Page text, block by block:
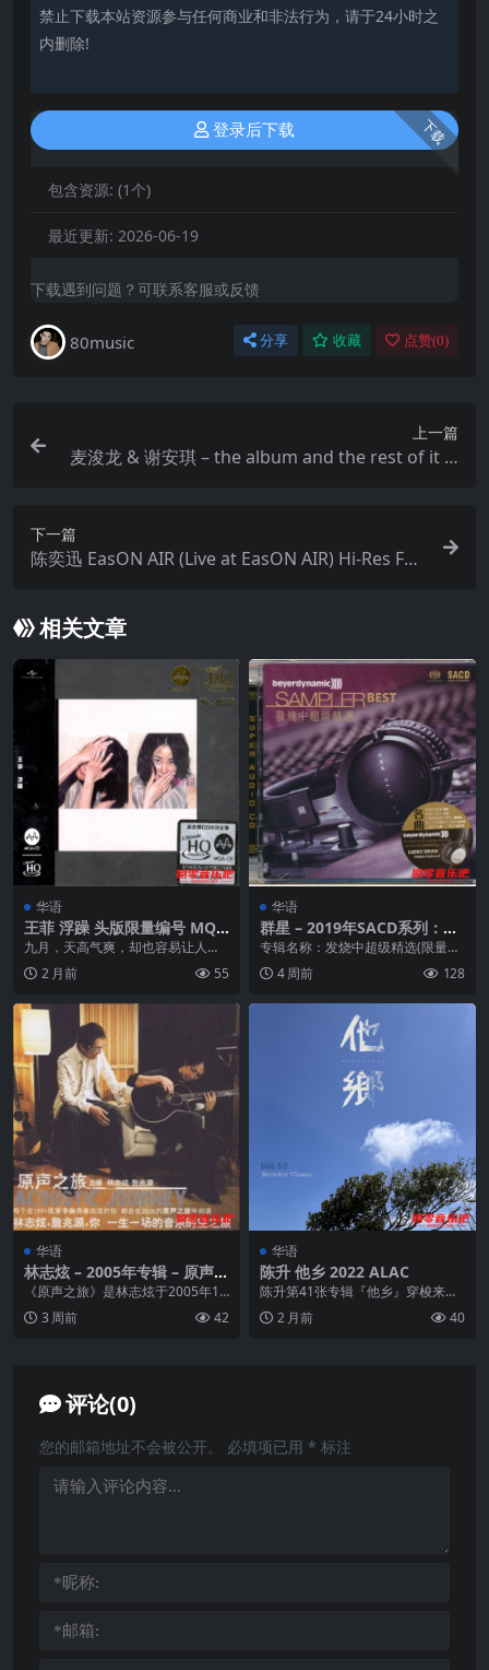
禁止下载本站资源参与任何商业和非法行为，请于24小时之
内删除!
下载
登录后下载
包含资源: (1个)
最近更新: 2026-06-19
下载遇到问题？可联系客服或反馈
80music 分享 收藏 点赞(0)
上一篇
麦浚龙 & 谢安琪 – the album and the rest of it …
下一篇
陈奕迅 EasON AIR (Live at EasON AIR) Hi-Res FLA
相关文章
华语
王菲 浮躁 头版限量编号 MQA
UHQCD WAV 整轨 + 分轨
九月，天高气爽，却也容易让人莫
名浮躁。王菲1996年发行的专辑
《浮躁》，恰如其分...
2 月前 55
华语
群星 – 2019年SACD系列：发
烧中超级精选 DSF
专辑名称：发烧中超级精选(限量
版)。艺人：群星。音乐风格：流
行。厂牌：新世纪。光...
4 周前 128
华语
林志炫 – 2005年专辑 – 原声之
旅 Flac
《原声之旅》是林志炫于2005年12
月30日发行的音乐专辑，共收录14
首歌曲，由...
3 周前 42
华语
陈升 他乡 2022 ALAC
陈升第41张专辑『他乡』穿梭来往
著时空，映照出不同时光中男子的
脸庞，写给失去的亲...
2 月前 40
评论(0)
您的邮箱地址不会被公开。 必填项已用 * 标注